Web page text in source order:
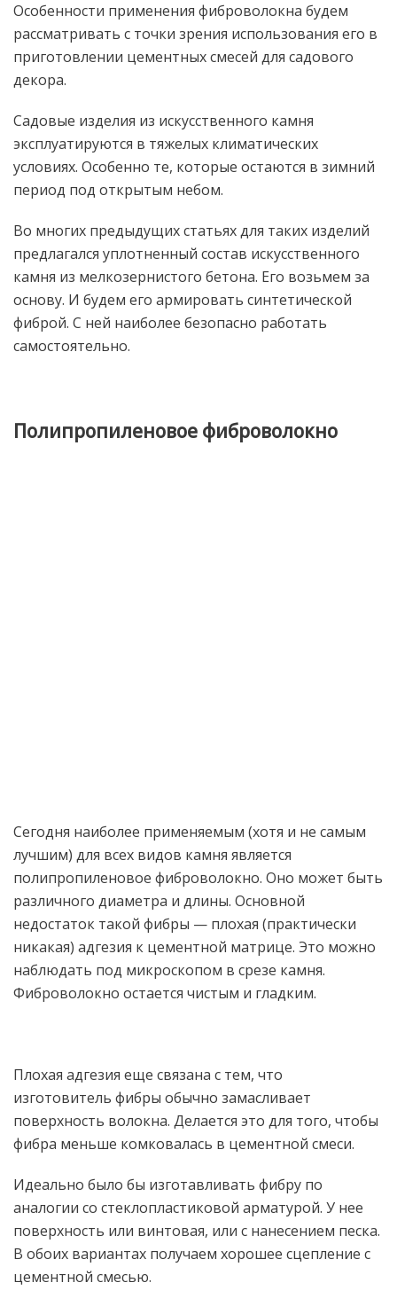
Особенности применения фиброволокна будем
рассматривать с точки зрения использования его в
приготовлении цементных смесей для садового
декора.
Садовые изделия из искусственного камня
эксплуатируются в тяжелых климатических
условиях. Особенно те, которые остаются в зимний
период под открытым небом.
Во многих предыдущих статьях для таких изделий
предлагался уплотненный состав искусственного
камня из мелкозернистого бетона. Его возьмем за
основу. И будем его армировать синтетической
фиброй. С ней наиболее безопасно работать
самостоятельно.
Полипропиленовое фиброволокно
Сегодня наиболее применяемым (хотя и не самым
лучшим) для всех видов камня является
полипропиленовое фиброволокно. Оно может быть
различного диаметра и длины. Основной
недостаток такой фибры — плохая (практически
никакая) адгезия к цементной матрице. Это можно
наблюдать под микроскопом в срезе камня.
Фиброволокно остается чистым и гладким.
Плохая адгезия еще связана с тем, что
изготовитель фибры обычно замасливает
поверхность волокна. Делается это для того, чтобы
фибра меньше комковалась в цементной смеси.
Идеально было бы изготавливать фибру по
аналогии со стеклопластиковой арматурой. У нее
поверхность или винтовая, или с нанесением песка.
В обоих вариантах получаем хорошее сцепление с
цементной смесью.